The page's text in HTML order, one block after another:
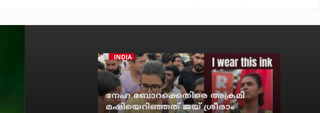
INDIA
നേഹ ബോറക്കെതിരെ അക്രമി
മഷിയെറിഞ്ഞത് ജയ് ശ്രീരാം